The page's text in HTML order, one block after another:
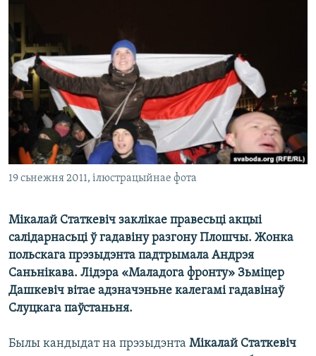
19 сьнежня 2011, ілюстрацыйнае фота
Мікалай Статкевіч заклікае правесьці акцыі
салідарнасьці ў гадавіну разгону Плошчы. Жонка
польскага прэзыдэнта падтрымала Андрэя
Саньнікава. Лідэра «Маладога фронту» Зьміцер
Дашкевіч вітае адзначэньне калегамі гадавінаў
Слуцкага паўстаньня.
Былы кандыдат на прэзыдэнта Мікалай Статкевіч